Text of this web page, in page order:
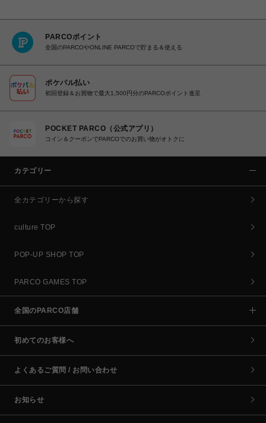
PARCOポイント
全国のPARCOやONLINE PARCOで貯まる＆使える
ポケパル払い
初回登録＆お買物で最大1,500円分のPARCOポイント進呈
POCKET PARCO（公式アプリ）
コイン＆クーポンでPARCOでのお買い物がオトクに
カテゴリー
全カテゴリーから探す
culture TOP
POP-UP SHOP TOP
PARCO GAMES TOP
全国のPARCO店舗
初めてのお客様へ
よくあるご質問 / お問い合わせ
お知らせ